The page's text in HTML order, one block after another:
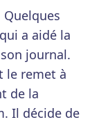
a aidé la
journal.
le remet à
de la
Il décide de